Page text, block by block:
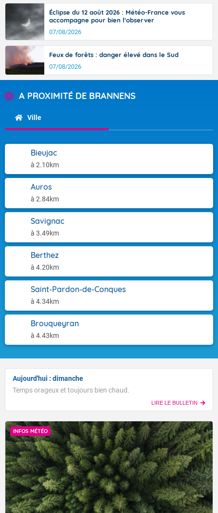
Éclipse du 12 août 2026 : Météo-France vous
accompagne pour bien l'observer
07/08/2026
Feux de forêts : danger élevé dans le Sud
07/08/2026
A PROXIMITÉ DE BRANNENS
Ville
Bieujac
à 2.10km
Auros
à 2.84km
Savignac
à 3.49km
Berthez
à 4.20km
Saint-Pardon-de-Conques
à 4.34km
Brouqueyran
à 4.43km
Aujourd'hui : dimanche
Temps orageux et toujours bien chaud.
LIRE LE BULLETIN
INFOS MÉTÉO